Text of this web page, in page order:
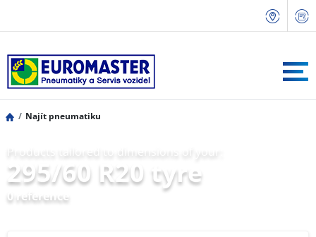
Najít pneumatiku
295/60 R20 tyre
0 reference